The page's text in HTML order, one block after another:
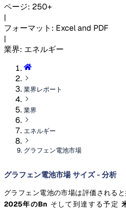
ページ: 250+
|
フォーマット : Excel and PDF
|
業界: エネルギー
業界レポート
業界
エネルギー
グラフェン電池市場
グラフェン電池市場 サイズ - 分析
グラフェン電池の市場は評価される
2025年のBn そして到達する予定